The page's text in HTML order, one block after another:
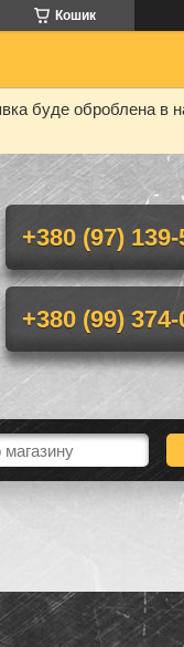
Кошик
буде оброблена в
+380 (97)
+380 (99)